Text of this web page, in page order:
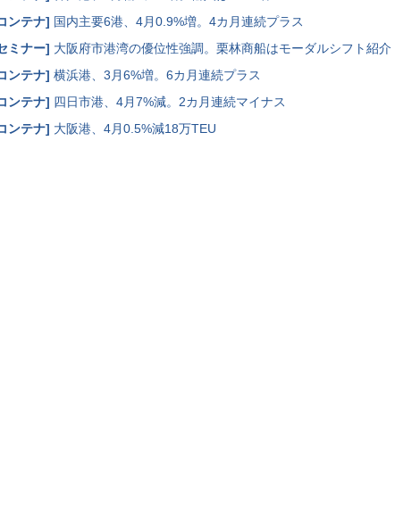
ンテナ] 国内主要6港、4月0.9%増。4カ月連続プラス
ミナー] 大阪府市港湾の優位性強調。栗林商船はモーダルシフト紹介
ンテナ] 横浜港、3月6%増。6カ月連続プラス
ンテナ] 四日市港、4月7%減。2カ月連続マイナス
ンテナ] 大阪港、4月0.5%減18万TEU